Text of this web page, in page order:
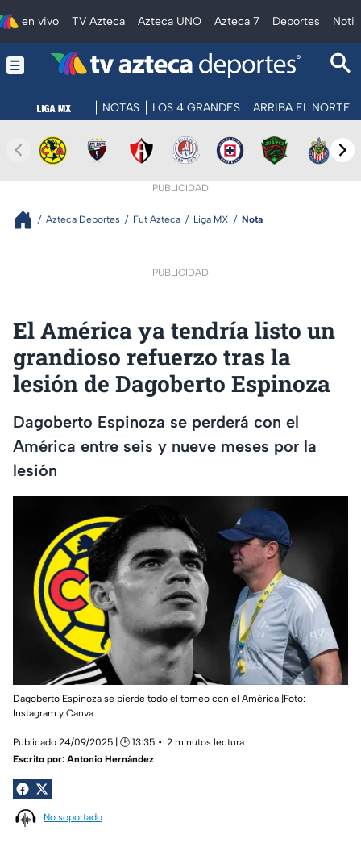
en vivo TV Azteca Azteca UNO Azteca 7 Deportes
NOTAS LOS 4 GRANDES ARRIBA EL NORTE
PUBLICIDAD
Azteca Deportes Fut Azteca Liga MX Nota
PUBLICIDAD
El América ya tendría listo un
grandioso refuerzo tras la
lesión de Dagoberto Espinoza
Dagoberto Espinoza se perderá con el
América entre seis y nueve meses por la
lesión
Dagoberto Espinoza se pierde todo el torneo con el América.|Foto:
Instagram y Canva
Publicado 24/09/2025 | 🕑 13:35
2 minutos lectura
Escrito por: Antonio Hernández
No soportado